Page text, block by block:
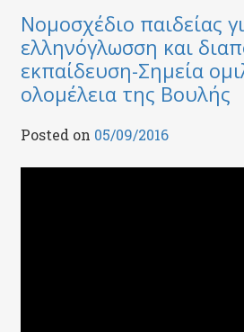
Νομοσχέδιο παιδείας
ελληνόγλωσση και
εκπαίδευση-Σημεία
ολομέλεια της Βουλής
Posted on 05/09/2016